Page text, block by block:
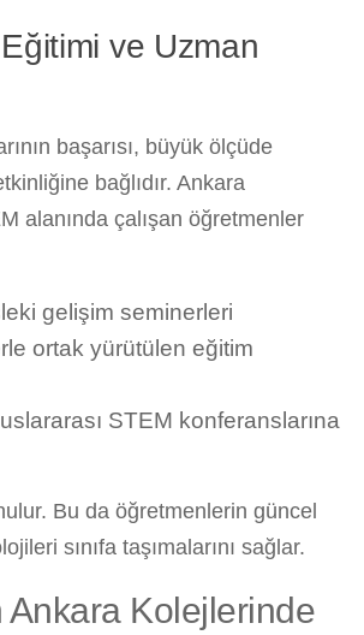
ve Uzman
başarısı, büyük ölçüde
bağlıdır. Ankara
alanında çalışan öğretmenler
gelişim seminerleri
ortak yürütülen eğitim
STEM konferanslarına
Bu da öğretmenlerin güncel
sınıfa taşımalarını sağlar.
Ankara Kolejlerinde